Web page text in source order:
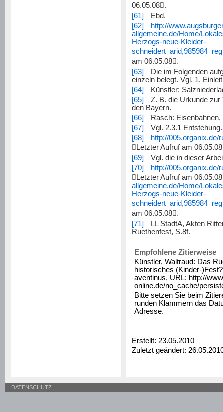
06.05.08.
[61]
Ebd.
[62]
http://
allgemeine.de/Home/
Herzogs-neue-Kleider-
am 06.05.08.
[63]
Die im Folgenden
einzeln belegt. Vgl. 1.
[64]
Künstler:
[65]
Z. B. die Urkunde zur
den Bayern.
[66]
Rasch: Eisenbahnen,
[67]
Vgl. 2.3.1 Entstehung.
[68]
http://005.organix.de/
 Letzter Aufruf am 06.05.08
[69]
Vgl. die in dieser
[70]
http://005.organix.de/
 Letzter Aufruf am 06.05.08
allgemeine.de/Home/
Herzogs-neue-Kleider-
am 06.05.08.
[71]
LL StadtA, Akten
Ruethenfest, S.8f.
Empfohlene Zitierweise
Künstler, Waltraud: Das
historisches (Kinder-
aventinus, URL: http://
online.de/no_cache/
Bitte setzen Sie beim
runden Klammern das
Adresse.
Erstellt: 23.05.2010
Zuletzt geändert:
DATENSCHUTZ